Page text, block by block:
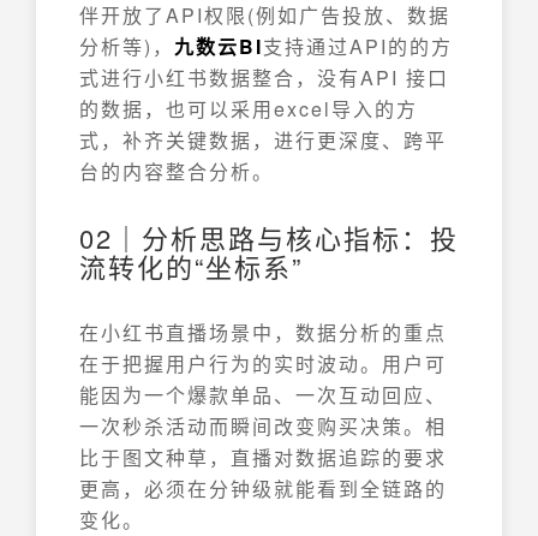
伴开放了API权限(例如广告投放、数据
分析等)， 九数云BI支持通过API的的方
式进行小红书数据整合，没有API 接口
的数据，也可以采用excel导入的方
式，补齐关键数据，进行更深度、跨平
台的内容整合分析。
02｜分析思路与核心指标：投
流转化的“坐标系”
在小红书直播场景中，数据分析的重点
在于把握用户行为的实时波动。用户可
能因为一个爆款单品、一次互动回应、
一次秒杀活动而瞬间改变购买决策。相
比于图文种草，直播对数据追踪的要求
更高，必须在分钟级就能看到全链路的
变化。